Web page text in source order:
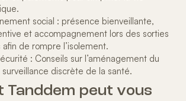
social : présence bienveillante,
et accompagnement lors des sorties
de rompre l’isolement.
: Conseils sur l’aménagement du
discrète de la santé.
Tanddem peut vous